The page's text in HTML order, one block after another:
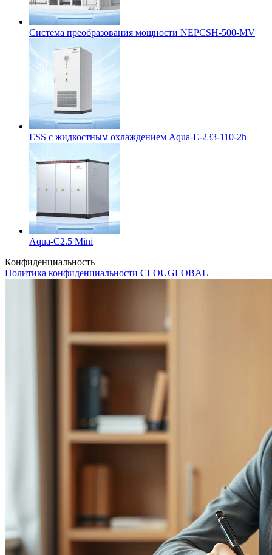
Система преобразования мощности NEPCSH-500-MV
ESS с жидкостным охлаждением Aqua-E-233-110-2h
Aqua-C2.5 Mini
Конфиденциальность
Политика конфиденциальности CLOUGLOBAL